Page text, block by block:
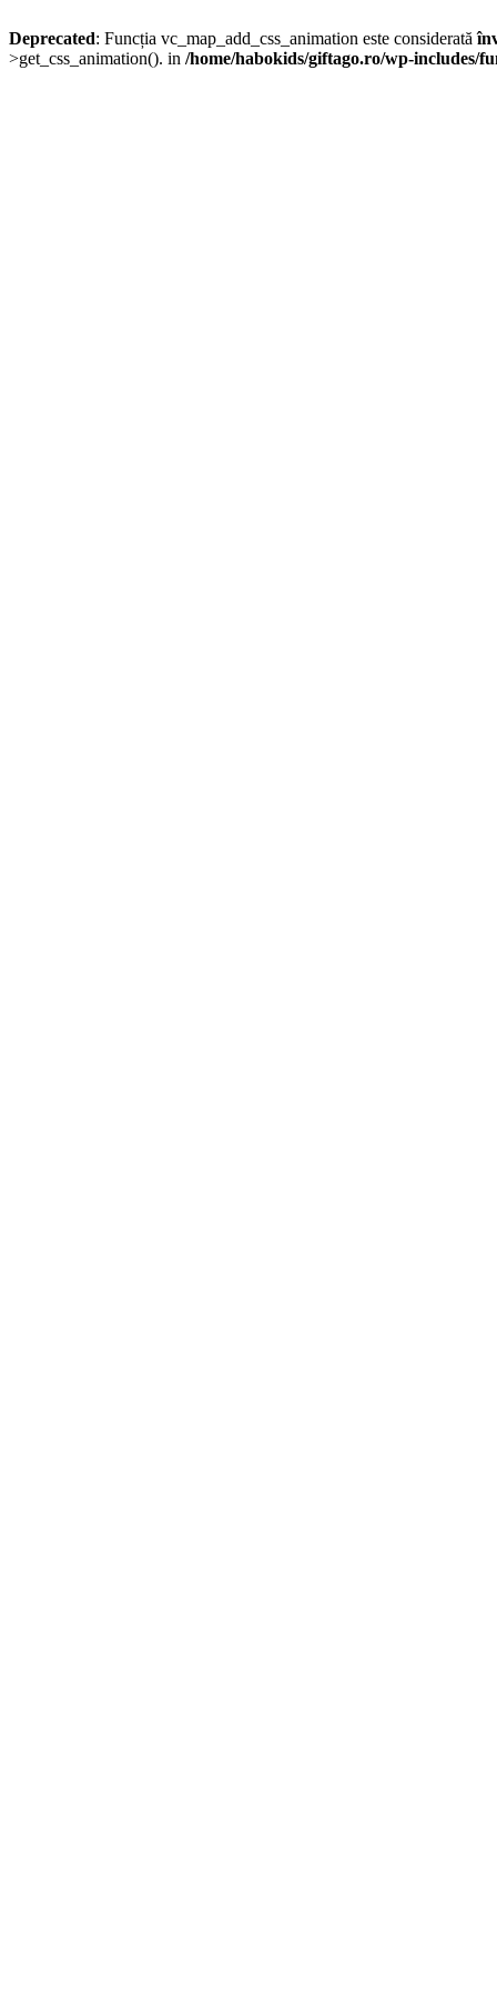
Deprecated: Funcția vc_map_add_css_animation este considerată
>get_css_animation(). in /home/habokids/giftago.ro/wp-includes/